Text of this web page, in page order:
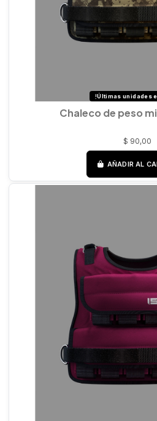
Últimas unidades
Chaleco de peso
$ 90,00
AÑADIR AL